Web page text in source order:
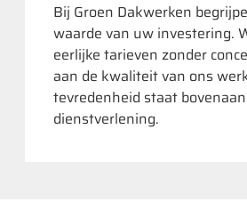
Bij Groen Dakwerken
waarde van uw investering.
eerlijke tarieven zonder
aan de kwaliteit van ons
tevredenheid staat
dienstverlening.